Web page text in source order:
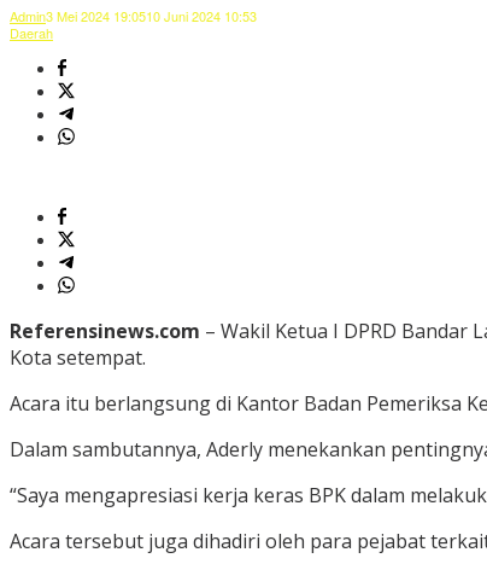
Admin3 Mei 2024 19:0510 Juni 2024 10:53
Daerah
Referensinews.com – Wakil Ketua I DPRD Bandar
Kota setempat.
Acara itu berlangsung di Kantor Badan Pemeriksa
Dalam sambutannya, Aderly menekankan
“Saya mengapresiasi kerja keras BPK dalam
Acara tersebut juga dihadiri oleh para pejabat